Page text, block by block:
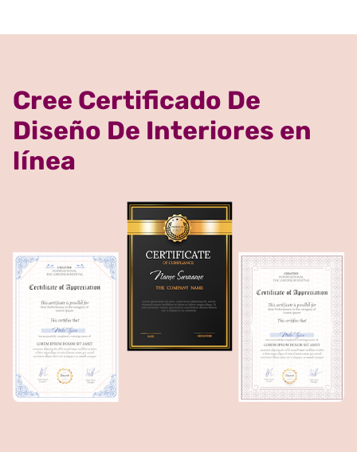
Cree Certificado De
Diseño De Interiores en
línea